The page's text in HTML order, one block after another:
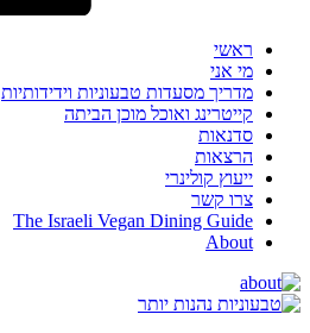
ראשי
מי אני
מדריך מסעדות טבעוניות וידידותיות
קייטרינג ואוכל מוכן הביתה
סדנאות
הרצאות
ייעוץ קולינרי
צרו קשר
The Israeli Vegan Dining Guide
About